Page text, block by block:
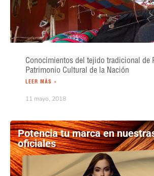
Conocimientos del tejido tradicional de
Patrimonio Cultural de la Nación
LEER MÁS »
11 mayo, 2018
Potencia tu marca en
oficiales